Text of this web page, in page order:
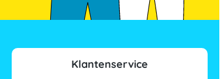
Klantenservice